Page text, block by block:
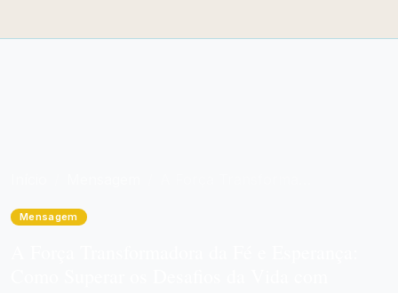
Mensagem